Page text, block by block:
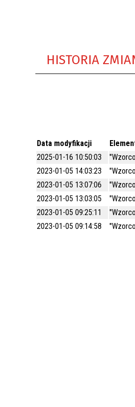
HISTORIA
Data modyfikacji
2025-01-16 10:50:03
2023-01-05 14:03:23
2023-01-05 13:07:06
2023-01-05 13:03:05
2023-01-05 09:25:11
2023-01-05 09:14:58